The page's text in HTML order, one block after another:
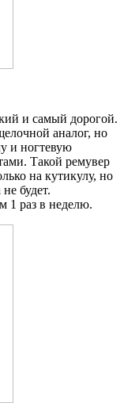
и самый дорогой.
аналог, но
и ногтевую
Такой ремувер
на кутикулу, но
будет.
1 раз в неделю.